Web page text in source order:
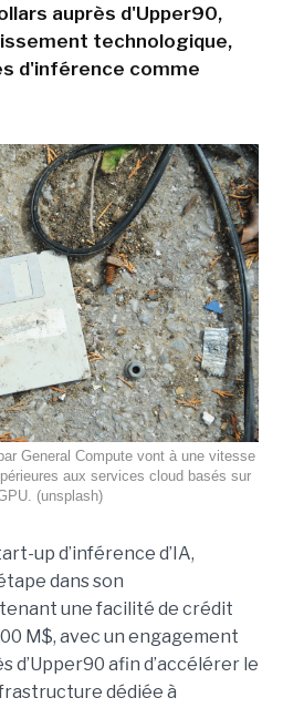
auprès d'Upper90,
technologique,
d'inférence comme
General Compute vont à une vitesse
aux services cloud basés sur
(unsplash)
up d’inférence d’IA,
dans son
une facilité de crédit
M$, avec un engagement
d’Upper90 afin d’accélérer le
dédiée à